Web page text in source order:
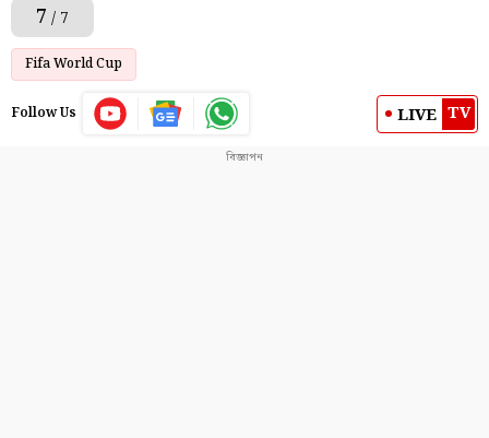
7 / 7
Fifa World Cup
Follow Us LIVE TV